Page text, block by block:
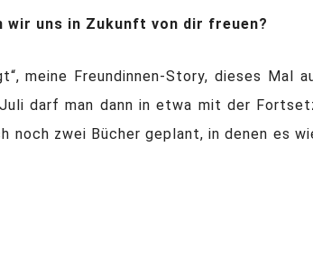
wir uns in Zukunft von dir freuen?
meine Freundinnen-Story, dieses Mal
darf man dann in etwa mit der
zwei Bücher geplant, in denen es